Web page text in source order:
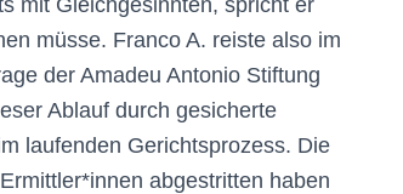
mit Gleichgesinnten, spricht er
müsse. Franco A. reiste also im
der Amadeu Antonio Stiftung
Ablauf durch gesicherte
laufenden Gerichtsprozess. Die
abgestritten haben